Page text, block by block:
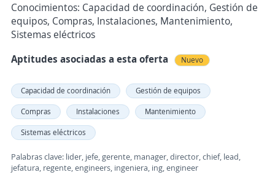
Conocimientos: Capacidad de coordinación, Gestión de
equipos, Compras, Instalaciones, Mantenimiento,
Sistemas eléctricos
Aptitudes asociadas a esta oferta
Nuevo
Capacidad de coordinación
Gestión de equipos
Compras
Instalaciones
Mantenimiento
Sistemas eléctricos
Palabras clave: lider, jefe, gerente, manager, director, chief, lead,
jefatura, regente, engineers, ingeniera, ing, engineer